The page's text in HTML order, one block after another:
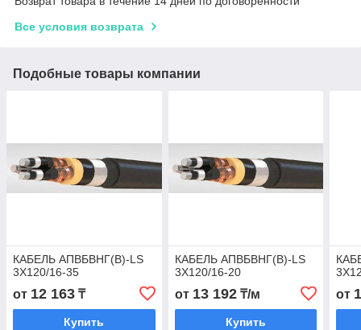
Все условия возврата
Подобные товары компании
КАБЕЛЬ АПВБВНГ(B)-LS
3Х120/16-35
от 12 163 ₸
Купить
КАБЕЛЬ АПВБВНГ(B)-LS
3Х120/16-20
от 13 192₸/м
Купить
от